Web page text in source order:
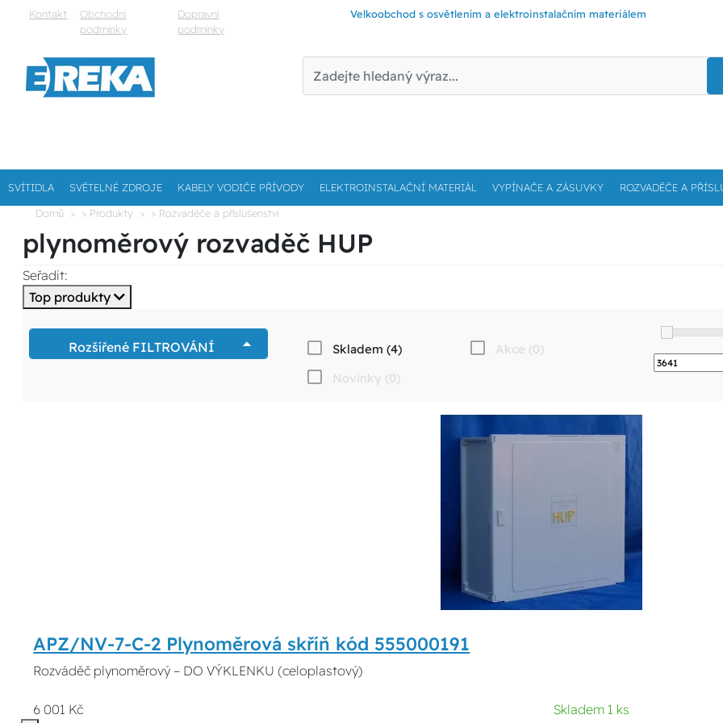
Kontakt
Obchodní
podmínky
Dopravní
podmínky
Velkoobchod s osvětlením a elektroinstalačním materiálem
SVÍTIDLA SVĚTELNÉ ZDROJE KABELY VODIČE PŘÍVODY ELEKTROINSTALAČNÍ MATERIÁL VYPÍNAČE A ZÁSUVKY ROZVADĚČE A
Domů > Produkty > Rozvaděče a příslušenství
plynoměrový rozvaděč HUP
Seřadit:
Top produkty
Rozšířené FILTROVÁNÍ Skladem (4)
Akce (0)
Novinky (0)
APZ/NV-7-C-2 Plynoměrová skříň kód 555000191
Rozváděč plynoměrový – DO VÝKLENKU (celoplastový)
6 001 Kč
Skladem 1 ks